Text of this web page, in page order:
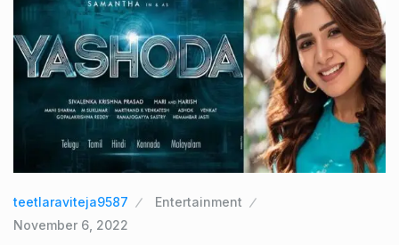
teetlaraviteja9587
Entertainment
November 6, 2022